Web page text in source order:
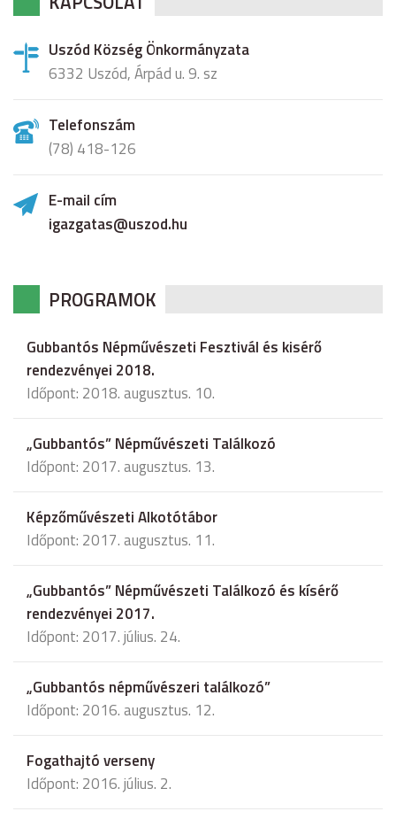
Uszód Község Önkormányzata
6332 Uszód, Árpád u. 9. sz
Telefonszám
(78) 418-126
E-mail cím
igazgatas@uszod.hu
PROGRAMOK
Gubbantós Népművészeti Fesztivál és kisérő
rendezvényei 2018.
Időpont: 2018. augusztus. 10.
„Gubbantós” Népművészeti Találkozó
Időpont: 2017. augusztus. 13.
Képzőművészeti Alkotótábor
Időpont: 2017. augusztus. 11.
„Gubbantós” Népművészeti Találkozó és kísérő
rendezvényei 2017.
Időpont: 2017. július. 24.
„Gubbantós népművészeri találkozó”
Időpont: 2016. augusztus. 12.
Fogathajtó verseny
Időpont: 2016. július. 2.